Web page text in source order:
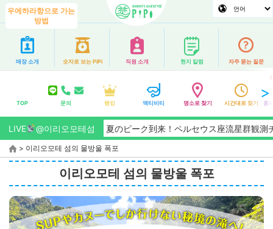
우에하라항으로 가는
방법
매장 소개 숫자로 보는 PiPi 직원 소개 현지 칼럼 자주 묻는 질문
TOP 문의 랭킹 액티비티 명소로 찾기 시간대로 찾기 홈
LIVE @이리오모테섬
2026/8月】夏のピーク到来！ペルセウス座流星群観測チャンス★全
> 이리오모테 섬의 물방울 폭포
이리오모테 섬의 물방울 폭포